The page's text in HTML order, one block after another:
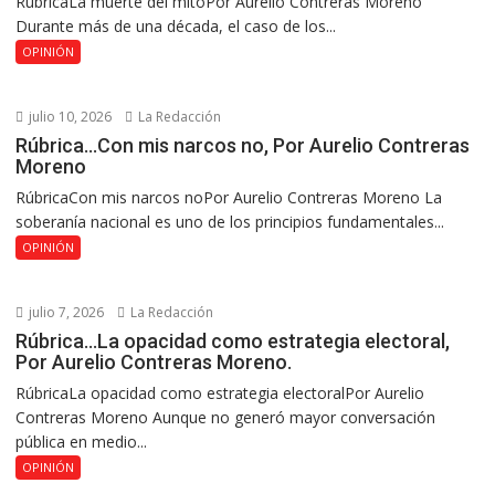
Durante más de una década, el caso de los...
OPINIÓN
julio 10, 2026 La Redacción
Rúbrica…Con mis narcos no, Por Aurelio Contreras
Moreno
RúbricaCon mis narcos noPor Aurelio Contreras Moreno La
soberanía nacional es uno de los principios fundamentales...
OPINIÓN
julio 7, 2026 La Redacción
Rúbrica…La opacidad como estrategia electoral,
Por Aurelio Contreras Moreno.
RúbricaLa opacidad como estrategia electoralPor Aurelio
Contreras Moreno Aunque no generó mayor conversación
pública en medio...
OPINIÓN